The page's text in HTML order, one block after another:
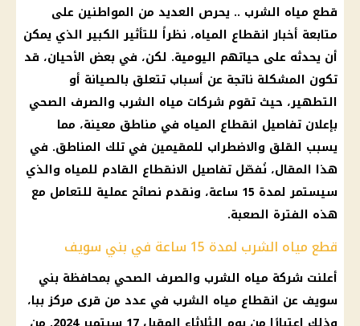
قطع مياه الشرب .. يحرص العديد من المواطنين على
متابعة أخبار انقطاع المياه، نظراً للتأثير الكبير الذي يمكن
أن يحدثه على حياتهم اليومية. لكن، في بعض الأحيان، قد
تكون المشكلة ناتجة عن أسباب تتعلق بالصيانة أو
التطهير، حيث تقوم شركات مياه الشرب والصرف الصحي
بإعلان تفاصيل انقطاع المياه في مناطق معينة، مما
يسبب القلق والاضطراب للمقيمين في تلك المناطق. في
هذا المقال، نُفصّل تفاصيل الانقطاع القادم للمياه والذي
سيستمر لمدة 15 ساعة، ونقدم نصائح عملية للتعامل مع
هذه الفترة الصعبة.
قطع مياه الشرب لمدة 15 ساعة في بني سويف
أعلنت شركة مياه الشرب والصرف الصحي بمحافظة بني
سويف عن انقطاع مياه الشرب في عدد من قرى مركز ببا،